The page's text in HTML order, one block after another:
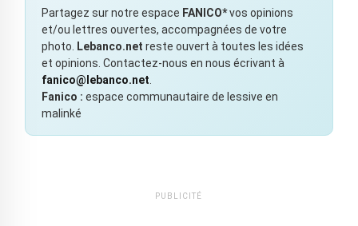
Partagez sur notre espace FANICO*vos opinions
et/ou lettres ouvertes, accompagnées de votre
photo.
Lebanco.net reste ouvert à toutes les idées
et opinions. Contactez-nous en nous écrivant à
fanico@lebanco.net
Fanico : espace communautaire de lessive en
malinké
PUBLICITÉ